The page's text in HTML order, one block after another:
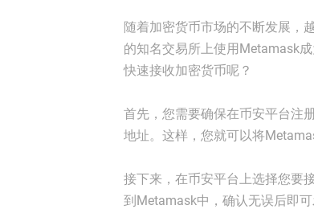
随着加密货币市场的不断发展，
的知名交易所上使用Metamask
快速接收加密货币呢？
首先，您需要确保在币安平台注
地址。这样，您就可以将
接下来，在币安平台上选择您要
到Metamask中，确认无误后即